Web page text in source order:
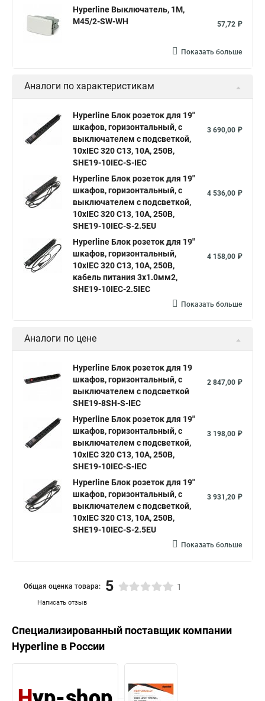
Hyperline Выключатель, 1М,
M45/2-SW-WH
57,72 ₽
Показать больше
Аналоги по характеристикам
Hyperline Блок розеток для 19"
шкафов, горизонтальный, с
выключателем с подсветкой,
10хIEC 320 C13, 10A, 250В,
SHE19-10IEC-S-IEC
3 690,00 ₽
Hyperline Блок розеток для 19"
шкафов, горизонтальный, с
выключателем с подсветкой,
10хIEC 320 C13, 10A, 250В,
SHE19-10IEC-S-2.5EU
4 536,00 ₽
Hyperline Блок розеток для 19"
шкафов, горизонтальный,
10хIEC 320 C13, 10A, 250В,
кабель питания 3х1.0мм2,
SHE19-10IEC-2.5IEC
4 158,00 ₽
Показать больше
Аналоги по цене
Hyperline Блок розеток для 19
шкафов, горизонтальный, с
выключателем с подсветкой
SHE19-8SH-S-IEC
2 847,00 ₽
Hyperline Блок розеток для 19"
шкафов, горизонтальный, с
выключателем с подсветкой,
10хIEC 320 C13, 10A, 250В,
SHE19-10IEC-S-IEC
3 198,00 ₽
Hyperline Блок розеток для 19"
шкафов, горизонтальный, с
выключателем с подсветкой,
10хIEC 320 C13, 10A, 250В,
SHE19-10IEC-S-2.5EU
3 931,20 ₽
Показать больше
Написать отзыв
Общая оценка товара: 5 1
Специализированный поставщик компании
Hyperline в России